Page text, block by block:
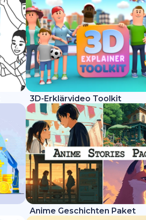
3D-Erklärvideo Toolkit
Anime Geschichten Paket